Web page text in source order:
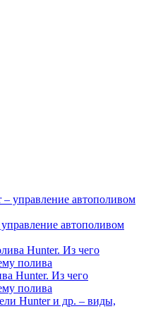
автополивом
Hunter. Из чего
полива